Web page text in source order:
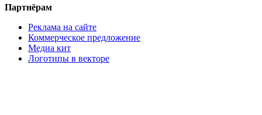
Партнёрам
Реклама на сайте
Коммерческое предложение
Медиа кит
Логотипы в векторе